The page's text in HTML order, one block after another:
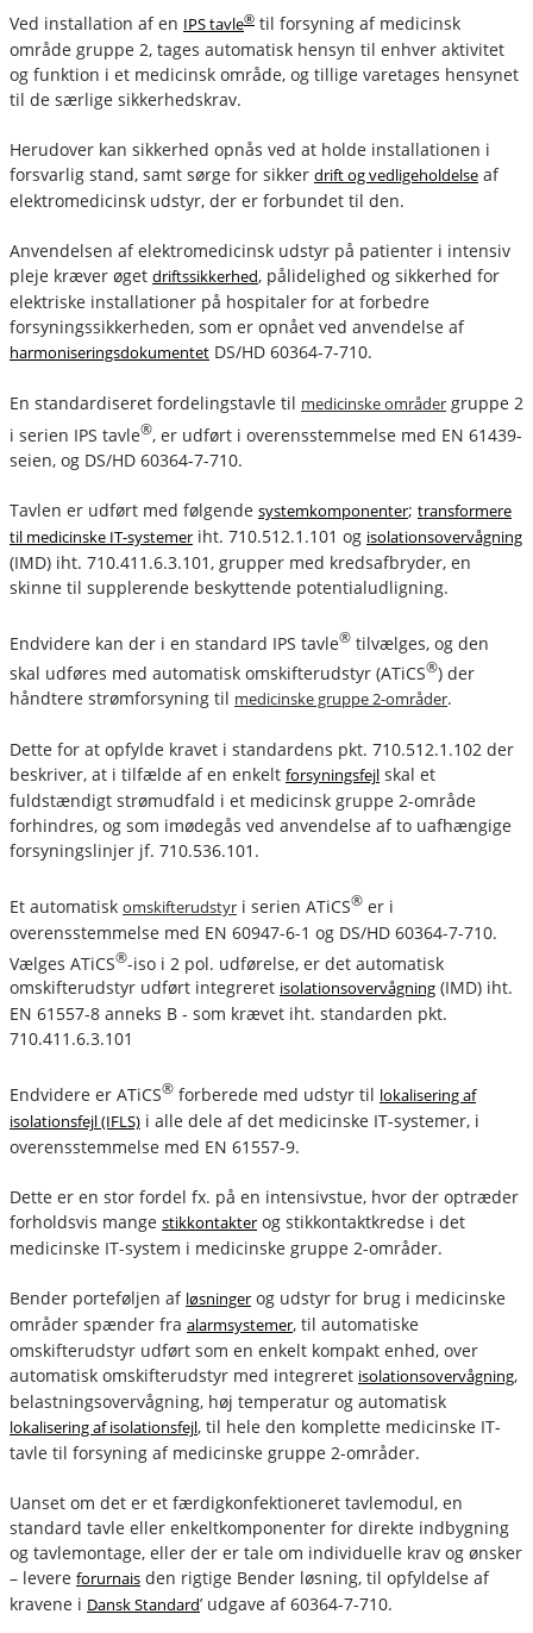
Ved installation af en IPS tavle® til forsyning af medicinsk
område gruppe 2, tages automatisk hensyn til enhver aktivitet
og funktion i et medicinsk område, og tillige varetages hensynet
til de særlige sikkerhedskrav.
Herudover kan sikkerhed opnås ved at holde installationen i
forsvarlig stand, samt sørge for sikker drift og vedligeholdelse af
elektromedicinsk udstyr, der er forbundet til den.
Anvendelsen af elektromedicinsk udstyr på patienter i intensiv
pleje kræver øget driftssikkerhed, pålidelighed og sikkerhed for
elektriske installationer på hospitaler for at forbedre
forsyningssikkerheden, som er opnået ved anvendelse af
harmoniseringsdokumentet DS/HD 60364-7-710.
En standardiseret fordelingstavle til medicinske områder gruppe 2
i serien IPS tavle®, er udført i overensstemmelse med EN 61439-
seien, og DS/HD 60364-7-710.
Tavlen er udført med følgende systemkomponenter; transformere
til medicinske IT-systemer iht. 710.512.1.101 og isolationsovervågning
(IMD) iht. 710.411.6.3.101, grupper med kredsafbryder, en
skinne til supplerende beskyttende potentialudligning.
Endvidere kan der i en standard IPS tavle® tilvælges, og den
skal udføres med automatisk omskifterudstyr (ATiCS®) der
håndtere strømforsyning til medicinske gruppe 2-områder.
Dette for at opfylde kravet i standardens pkt. 710.512.1.102 der
beskriver, at i tilfælde af en enkelt forsyningsfejl skal et
fuldstændigt strømudfald i et medicinsk gruppe 2-område
forhindres, og som imødegås ved anvendelse af to uafhængige
forsyningslinjer jf. 710.536.101.
Et automatisk omskifterudstyr i serien ATiCS® er i
overensstemmelse med EN 60947-6-1 og DS/HD 60364-7-710.
Vælges ATiCS®-iso i 2 pol. udførelse, er det automatisk
omskifterudstyr udført integreret isolationsovervågning (IMD) iht.
EN 61557-8 anneks B - som krævet iht. standarden pkt.
710.411.6.3.101
Endvidere er ATiCS® forberede med udstyr til lokalisering af
isolationsfejl (IFLS) i alle dele af det medicinske IT-systemer, i
overensstemmelse med EN 61557-9.
Dette er en stor fordel fx. på en intensivstue, hvor der optræder
forholdsvis mange stikkontakter og stikkontaktkredse i det
medicinske IT-system i medicinske gruppe 2-områder.
Bender porteføljen af løsninger og udstyr for brug i medicinske
områder spænder fra alarmsystemer, til automatiske
omskifterudstyr udført som en enkelt kompakt enhed, over
automatisk omskifterudstyr med integreret isolationsovervågning,
belastningsovervågning, høj temperatur og automatisk
lokalisering af isolationsfejl, til hele den komplette medicinske IT-
tavle til forsyning af medicinske gruppe 2-områder.
Uanset om det er et færdigkonfektioneret tavlemodul, en
standard tavle eller enkeltkomponenter for direkte indbygning
og tavlemontage, eller der er tale om individuelle krav og ønsker
– levere forurnais den rigtige Bender løsning, til opfyldelse af
kravene i Dansk Standard’ udgave af 60364-7-710.